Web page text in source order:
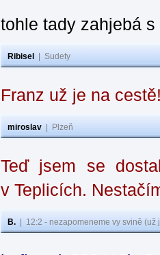
tohle tady zahjebá
Ribisel Sudety
Franz už je na
miroslav Plzeň
Teď jsem se
v Teplicích.
B. 12:2 - nezapomeneme vy svině